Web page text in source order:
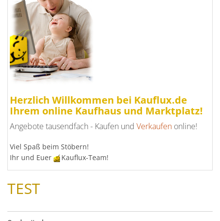
Herzlich Willkommen bei Kauflux.de
Ihrem online Kaufhaus und Marktplatz!
Angebote tausendfach - Kaufen und Verkaufen online!
Viel Spaß beim Stöbern!
Ihr und Euer
Kauflux-Team!
TEST